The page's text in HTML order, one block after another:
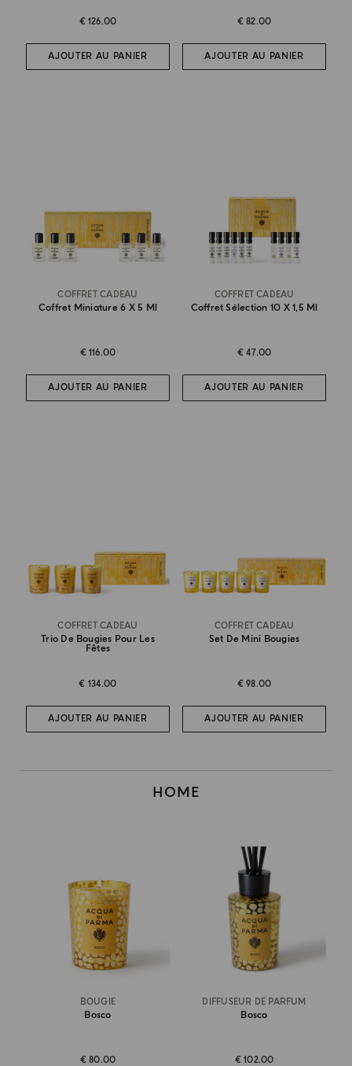
€ 126.00
AJOUTER AU PANIER
€ 82.00
AJOUTER AU PANIER
COFFRET CADEAU
Coffret Miniature 6 X 5 Ml
€ 116.00
AJOUTER AU PANIER
COFFRET CADEAU
Coffret Sélection 10 X 1,5 Ml
€ 47.00
AJOUTER AU PANIER
COFFRET CADEAU
Trio De Bougies Pour Les
Fêtes
€ 134.00
AJOUTER AU PANIER
COFFRET CADEAU
Set De Mini Bougies
€ 98.00
AJOUTER AU PANIER
HOME
BOUGIE
Bosco
€ 80.00
DIFFUSEUR DE PARFUM
Bosco
€ 102.00